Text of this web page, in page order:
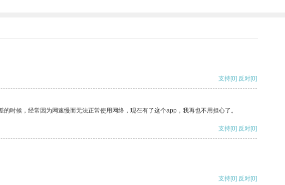
支持[0] 反对[0]
时候，经常因为网速慢而无法正常使用网络，现在有了这个app，我再也不用担心了。
支持[0] 反对[0]
支持[0] 反对[0]